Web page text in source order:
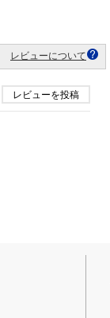
レビューについて
レビューを投稿